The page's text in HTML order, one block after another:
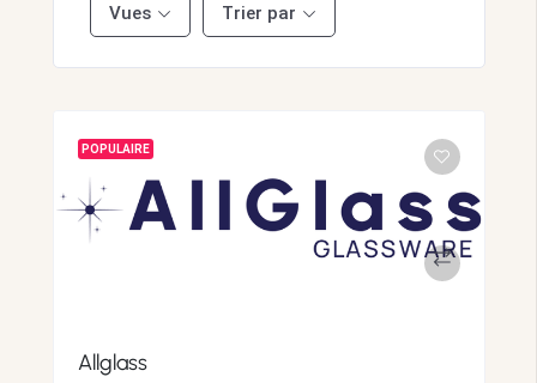
Vues Trier par
POPULAIRE
Allglass